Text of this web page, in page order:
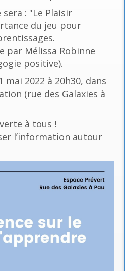
: "Le Plaisir
du jeu pour
par Mélissa Robinne
positive).
mai 2022 à 20h30, dans
(rue des Galaxies à
à tous !
l’information autour